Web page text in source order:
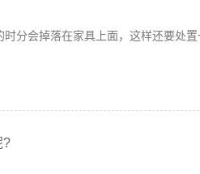
分会掉落在家具上面，这样还要处
?